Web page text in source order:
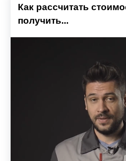
Как рассчитать
получить...